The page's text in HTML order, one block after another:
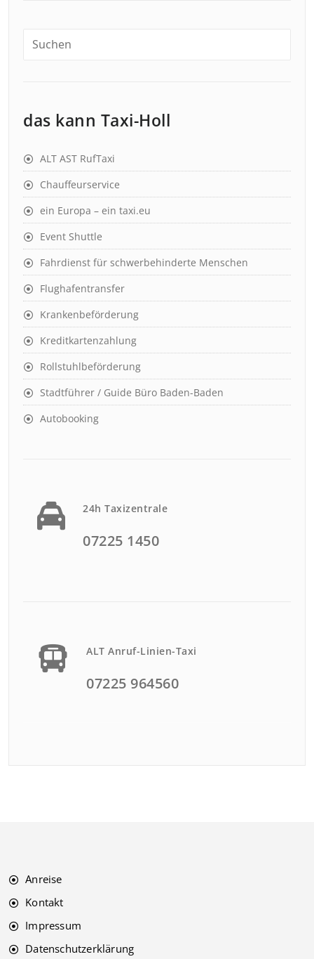
das kann Taxi-Holl
ALT AST RufTaxi
Chauffeurservice
ein Europa – ein taxi.eu
Event Shuttle
Fahrdienst für schwerbehinderte Menschen
Flughafentransfer
Krankenbeförderung
Kreditkartenzahlung
Rollstuhlbeförderung
Stadtführer / Guide Büro Baden-Baden
Autobooking
24h Taxizentrale
07225 1450
ALT Anruf-Linien-Taxi
07225 964560
Anreise
Kontakt
Impressum
Datenschutzerklärung